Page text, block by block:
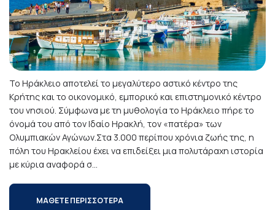
Το Ηράκλειο αποτελεί το μεγαλύτερο αστικό κέντρο της
Κρήτης και το οικονομικό, εμπορικό και επιστημονικό κέντρο
του νησιού. Σύμφωνα με τη μυθολογία το Ηράκλειο πήρε το
όνομά του από τον Ιδαίο Ηρακλή, τον «πατέρα» των
Ολυμπιακών Αγώνων.Στα 3.000 περίπου χρόνια ζωής της, η
πόλη του Ηρακλείου έχει να επιδείξει μια πολυτάραχη ιστορία
με κύρια αναφορά σ...
ΜΑΘΕΤΕ ΠΕΡΙΣΣΟΤΕΡΑ